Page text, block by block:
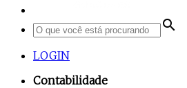
search
LOGIN
Contabilidade